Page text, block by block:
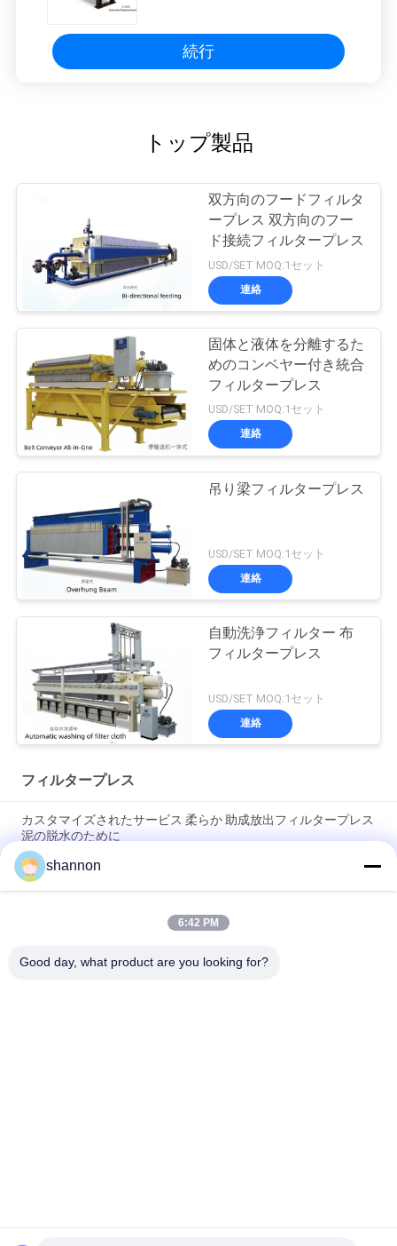
続行
トップ製品
双方向のフードフィルタ
ープレス 双方向のフー
ド接続フィルタープレス
USD/SET MOQ:1セット
連絡
固体と液体を分離するた
めのコンベヤー付き統合
フィルタープレス
USD/SET MOQ:1セット
連絡
吊り梁フィルタープレス
USD/SET MOQ:1セット
連絡
自動洗浄フィルター 布
フィルタープレス
USD/SET MOQ:1セット
連絡
フィルタープレス
カスタマイズされたサービス 柔らか 助成放出フィルタープレス
泥の脱水のために
オートマティック フリッピングボード フィルタープレス スラ
ッドプレスマシン 設置が簡単
フィルタープレス フィルタープレス フィルタープレス 布 廃棄
shannon
6:42 PM
Good day, what product are you looking for?